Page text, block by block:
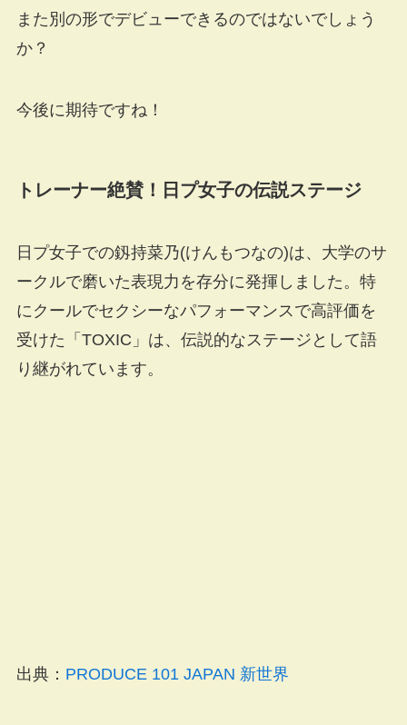
また別の形でデビューできるのではないでしょう
か？
今後に期待ですね！
トレーナー絶賛！日プ女子の伝説ステージ
日プ女子での釼持菜乃(けんもつなの)は、大学のサ
ークルで磨いた表現力を存分に発揮しました。特
にクールでセクシーなパフォーマンスで高評価を
受けた「TOXIC」は、伝説的なステージとして語
り継がれています。
出典： PRODUCE 101 JAPAN 新世界